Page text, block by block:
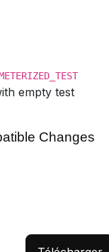
empty test
Changes